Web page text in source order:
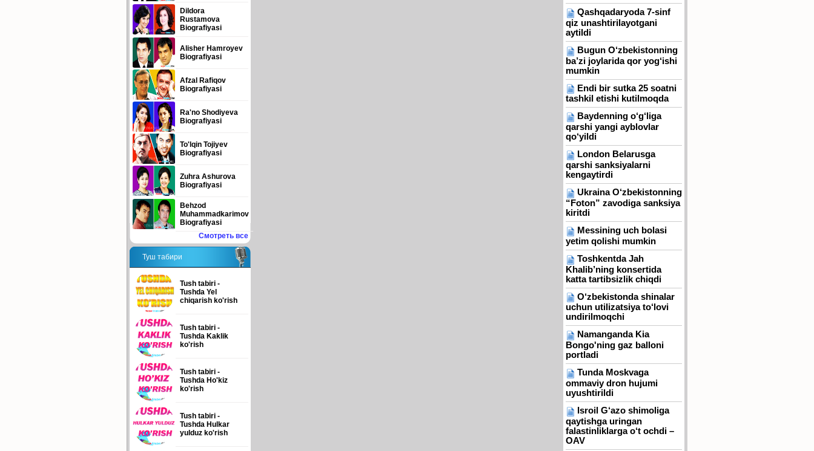
Dildora
Rustamova
Biografiyasi
Alisher Hamroyev
Biografiyasi
Afzal Rafiqov
Biografiyasi
Ra'no Shodiyeva
Biografiyasi
To'lqin Tojiyev
Biografiyasi
Zuhra Ashurova
Biografiyasi
Behzod
Muhammadkarimov
Biografiyasi
Смотреть все
Туш табири
Tush tabiri -
Tushda Yel
chiqarish ko'rish
Tush tabiri -
Tushda Kaklik
ko'rish
Tush tabiri -
Tushda Ho'kiz
ko'rish
Tush tabiri -
Tushda Hulkar
yulduz ko'rish
Qashqadaryoda 7-sinf
qiz unashtirilayotgani
aytildi
Bugun O‘zbekistonning
ba’zi joylarida qor yog‘ishi
mumkin
Endi bir sutka 25 soatni
tashkil etishi kutilmoqda
Baydenning o‘g‘liga
qarshi yangi ayblovlar
qo‘yildi
London Belarusga
qarshi sanksiyalarni
kengaytirdi
Ukraina O‘zbekistonning
“Foton” zavodiga sanksiya
kiritdi
Messining uch bolasi
yetim qolishi mumkin
Toshkentda Jah
Khalib’ning konsertida
katta tartibsizlik chiqdi
O‘zbekistonda shinalar
uchun utilizatsiya to‘lovi
undirilmoqchi
Namanganda Kia
Bongo'ning gaz balloni
portladi
Tunda Moskvaga
ommaviy dron hujumi
uyushtirildi
Isroil G‘azo shimoliga
qaytishga uringan
falastinliklarga o‘t ochdi –
OAV